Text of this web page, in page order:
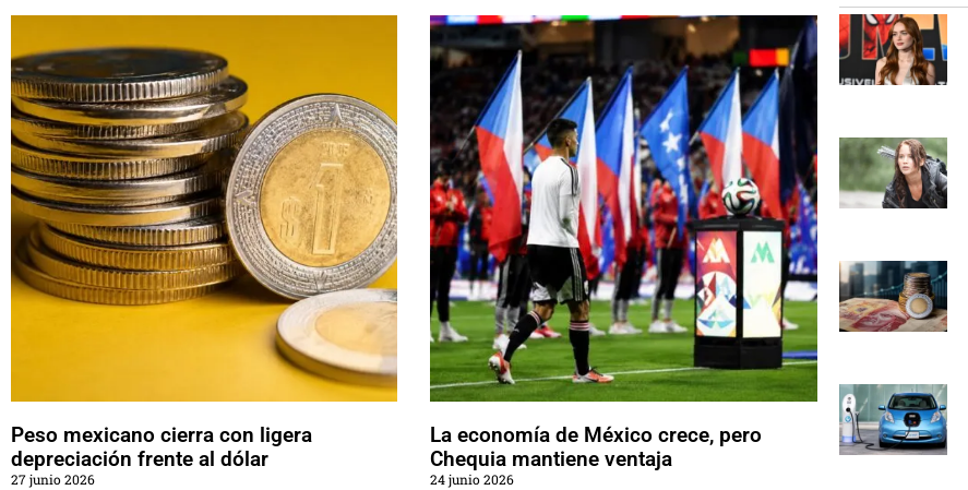
Peso mexicano cierra con ligera
depreciación frente al dólar
27 junio 2026
La economía de México crece, pero
Chequia mantiene ventaja
24 junio 2026